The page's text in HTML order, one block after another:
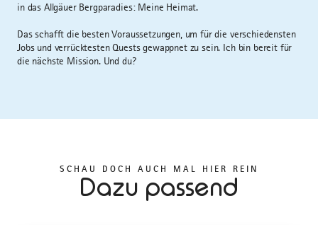
in das Allgäuer Bergparadies: Meine Heimat.
Das schafft die besten Voraussetzungen, um für die verschiedensten
Jobs und verrücktesten Quests gewappnet zu sein. Ich bin bereit für
die nächste Mission. Und du?
SCHAU DOCH AUCH MAL HIER REIN
Dazu passend